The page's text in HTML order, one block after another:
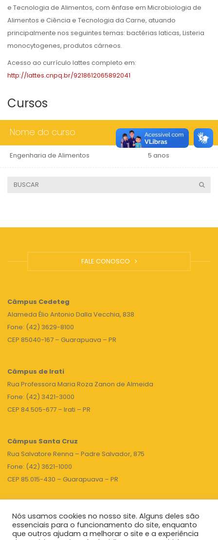
e Tecnologia de Alimentos, com ênfase em Microbiologia de
Alimentos e Ciência e Tecnologia da Carne, atuando
principalmente nos seguintes temas: bactérias laticas, Listeria
monocytogenes, produtos cárneos.
Acesso ao currículo lattes completo em:
http://lattes.cnpq.br/9218612065892041
Cursos
Nome do curso Duração
Engenharia de Alimentos 5 anos
FALE CONOSCO
Câmpus Cedeteg
Alameda Élio Antonio Dalla Vecchia, 838
Fone: (42) 3629-8100
CEP 85040-167 – Guarapuava – PR
Câmpus de Irati
Rua Professora Maria Roza Zanon de Almeida
Fone: (42) 3421-3000
CEP 84.505-677 – Irati – PR
Câmpus Santa Cruz
Rua Salvatore Renna – Padre Salvador, 875
Fone: (42) 3621-1000
CEP 85.015-430 – Guarapuava – PR
TOPO
Nós usamos cookies no nosso site. Alguns deles são
essenciais para o funcionamento do site, enquanto
que outros ajudam a melhorar o site e a experiência